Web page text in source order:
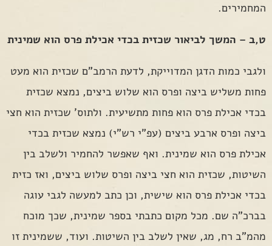
המחמירים.
ט,ב – המשך לביאור שכזית בכדי אכילת פרס הוא שמינית
ולגבי כמות הדגן המדוייקת, לדעת הרמב"ם שכזית הוא מעט
פחות משליש ביצה ופרס הוא שלוש ביצים, נמצא שכזית
בכדי אכילת פרס הוא פחות מתשיעית. ולתוס' שכזית הוא חצי
ביצה ופרס ארבע ביצים (עפ"י רש"י) נמצא שכזית בכדי
אכילת פרס הוא שמינית. ואף שאפשר להחמיר ולשלב בין
השיטות, שכזית הוא חצי ביצה ופרס שלוש ביצים, ואז כזית
בכדי אכילת פרס הוא שישית, וכן כתב למעשה לגבי עוגה
בברכ"ה שם. מכל מקום כתבתי בספר שמינית, שכך מוכח
מהמ"ב רח, מג, שאין לשלב בין השיטות. ועוד, ששמינית זו